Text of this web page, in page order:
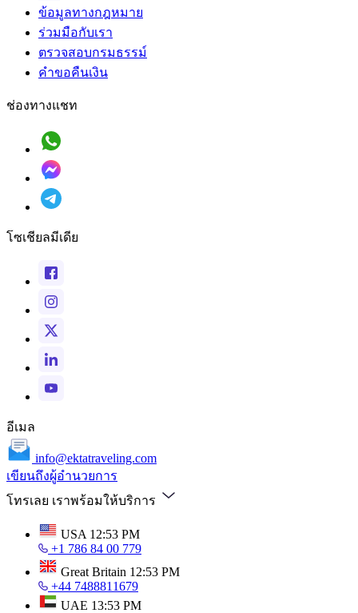
ข้อมูลทางกฎหมาย
ร่วมมือกับเรา
ตรวจสอบกรมธรรม์
คำขอคืนเงิน
ช่องทางแชท
โซเชียลมีเดีย
อีเมล
info@ektatraveling.com
เขียนถึงผู้อำนวยการ
โทรเลย เราพร้อมให้บริการ
USA 12:53 PM
+1 786 84 00 779
Great Britain 12:53 PM
+44 7488811679
UAE 13:53 PM